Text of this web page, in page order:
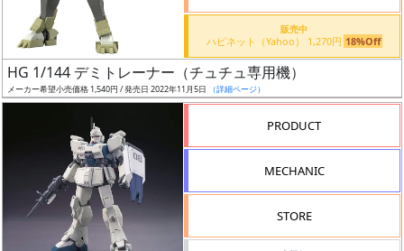
タ
ー
（β）
販売中
ハピネット（Yahoo） 1,270円 18%Off
HG 1/144 デミトレーナー（チュチュ専用機）
メーカー希望小売価格 1,540円 / 発売日 2022年11月5日 （詳細ページ）
PRODUCT
MECHANIC
STORE